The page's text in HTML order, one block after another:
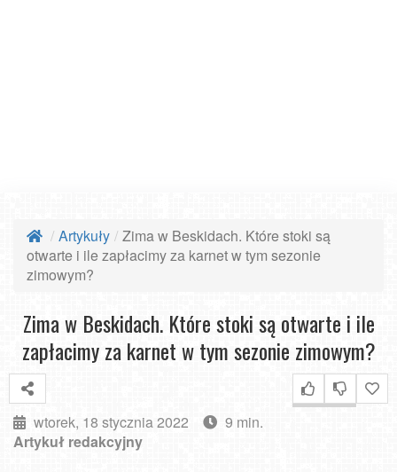
Artykuły
Zima w Beskidach. Które stoki są
otwarte i ile zapłacimy za karnet w tym sezonie
zimowym?
Zima w Beskidach. Które stoki są otwarte i ile
zapłacimy za karnet w tym sezonie zimowym?
wtorek, 18 stycznia 2022
9 min.
Artykuł redakcyjny